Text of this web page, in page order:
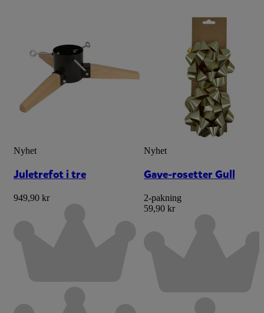
Nyhet
Juletrefot i tre
949,90 kr
Nyhet
Gave-rosetter Gull
2-pakning
59,90 kr